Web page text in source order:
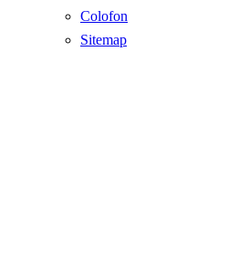
Colofon
Sitemap